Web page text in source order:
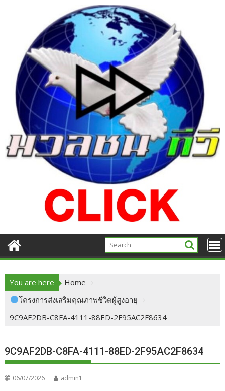
You are here
Home
โครงการส่งเสริมคุณภาพชีวิตผู้สูงอายุ
9C9AF2DB-C8FA-4111-88ED-2F95AC2F8634
9C9AF2DB-C8FA-4111-88ED-2F95AC2F8634
06/07/2026 admin1